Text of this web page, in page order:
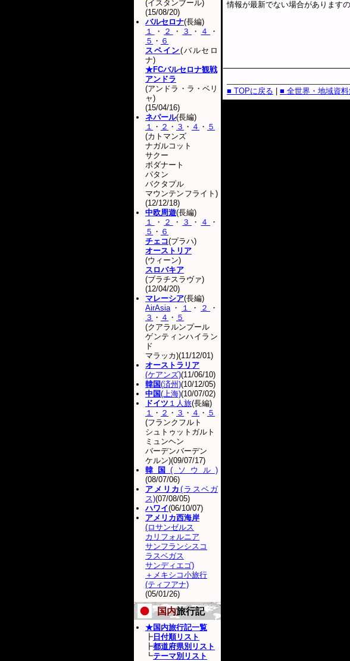
情報が最新でない場合があります
■ TOPに戻る ■ 全世界・地域資
(イスタンブール)
(15/08/20)
バルセロナ(長編)
１
・ ２ ・ ３ ・ ４
・
５ ・ ６
スペイン(バルセロ
ナ)
★FCバルセロナ観戦
アンドラ
(アンドラ・ラ・ベリ
ャ)
(15/04/16)
ネパール(長編)
１ ・ ２ ・ ３ ・ ４ ・ ５
(カトマンズ
ナガルコット
サクー
ボダナート
パタン
バクタプル
マウンテンフライト)
(12/12/18)
中欧周遊(長編)
１
・ ２ ・ ３ ・ ４
・
５ ・ ６
チェコ(プラハ)
オーストリア
(ウィーン)
スロバキア
(ブラチスラヴァ)
(12/04/20)
マレーシア(長編)
AirAsia・ １ ・ ２
・
３ ・ ４ ・ ５
(クアラルンプール
ゲンティンハイラン
ド
マラッカ)(11/12/01)
オーストラリア
(ケアンズ)(11/06/10)
韓国(済州)(10/12/05)
中国(上海)(10/07/02)
ドイツ １人旅(長編)
１ ・ ２ ・ ３ ・ ４ ・ ５
(フランクフルト
シュトゥットガルト
ミュンヘン
バーデンバーデン
ケルン)(09/07/17)
韓国(ソウル)
(08/07/06)
アメリカ (ラスベガ
ス)(07/08/05)
ハワイ(06/10/07)
アメリカ西海岸
(ロサンゼルス
カリフォルニア
サンフランシスコ
ラスベガス
サンディエゴ)
＋メキシコ小旅行
(ティフアナ)
(05/01/26)
国内旅行記
★国内旅行記一覧
┣ 日付順リスト
┣都道府県別リスト
┗テーマ別リスト